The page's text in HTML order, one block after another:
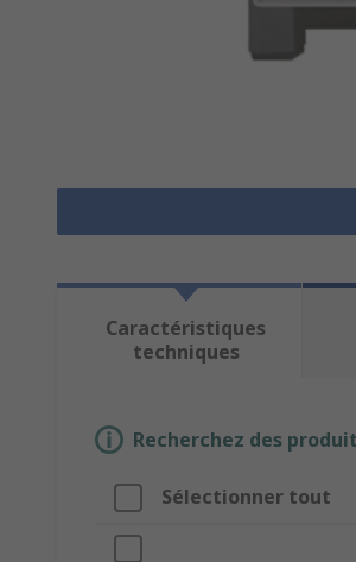
Caractéristiques
techniques
Recherchez des
Sélectionner tout